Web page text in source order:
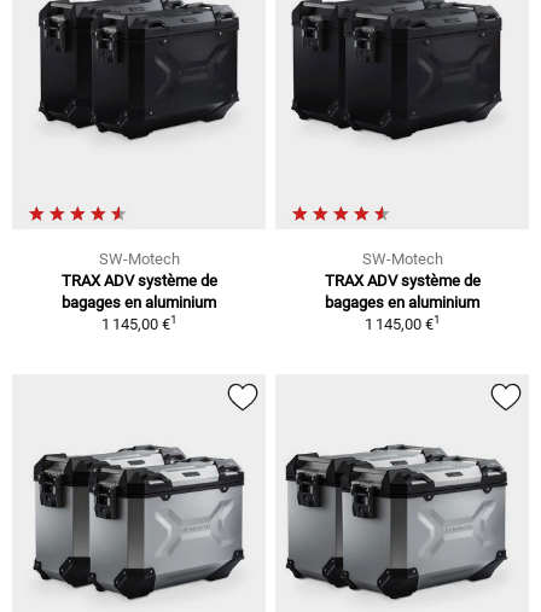
SW-Motech
TRAX ADV système de
bagages en aluminium
1 145,00 €1
SW-Motech
TRAX ADV système de
bagages en aluminium
1 145,00 €1